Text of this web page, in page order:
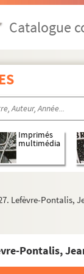
Catalogue
Imprimés
multimédia
Lefèvre-Pontalis,
Pontalis,